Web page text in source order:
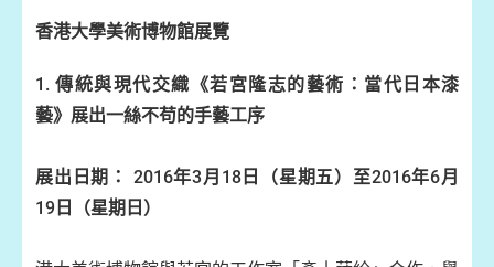
香港大學美術博物館展覽
1. 傳統與現代交織《若宮隆志的藝術：當代日本漆
藝》展出一絲不苟的手藝工序
展出日期：
2016年3月18日（星期五）至2016年6月
19日（星期日）